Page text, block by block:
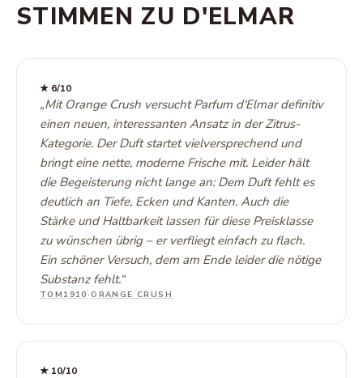
STIMMEN ZU D'ELMAR
★ 6/10
„Mit Orange Crush versucht Parfum d'Elmar definitiv
einen neuen, interessanten Ansatz in der Zitrus-
Kategorie. Der Duft startet vielversprechend und
bringt eine nette, moderne Frische mit. Leider hält
die Begeisterung nicht lange an: Dem Duft fehlt es
deutlich an Tiefe, Ecken und Kanten. Auch die
Stärke und Haltbarkeit lassen für diese Preisklasse
zu wünschen übrig – er verfliegt einfach zu flach.
Ein schöner Versuch, dem am Ende leider die nötige
Substanz fehlt.“
TOM1910·ORANGE CRUSH
★ 10/10